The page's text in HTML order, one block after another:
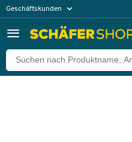
Geschäftskunden
Zurück